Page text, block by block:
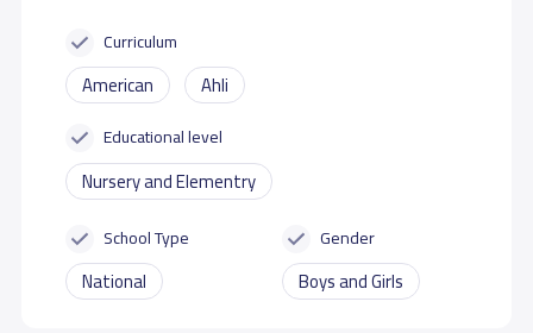
Curriculum
American Ahli
Educational level
Nursery and Elementry
School Type
National
Gender
Boys and Girls